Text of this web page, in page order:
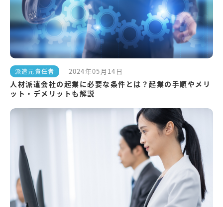
派遣元責任者 2024年05月14日
人材派遣会社の起業に必要な条件とは？起業の手順やメリ
ット・デメリットも解説